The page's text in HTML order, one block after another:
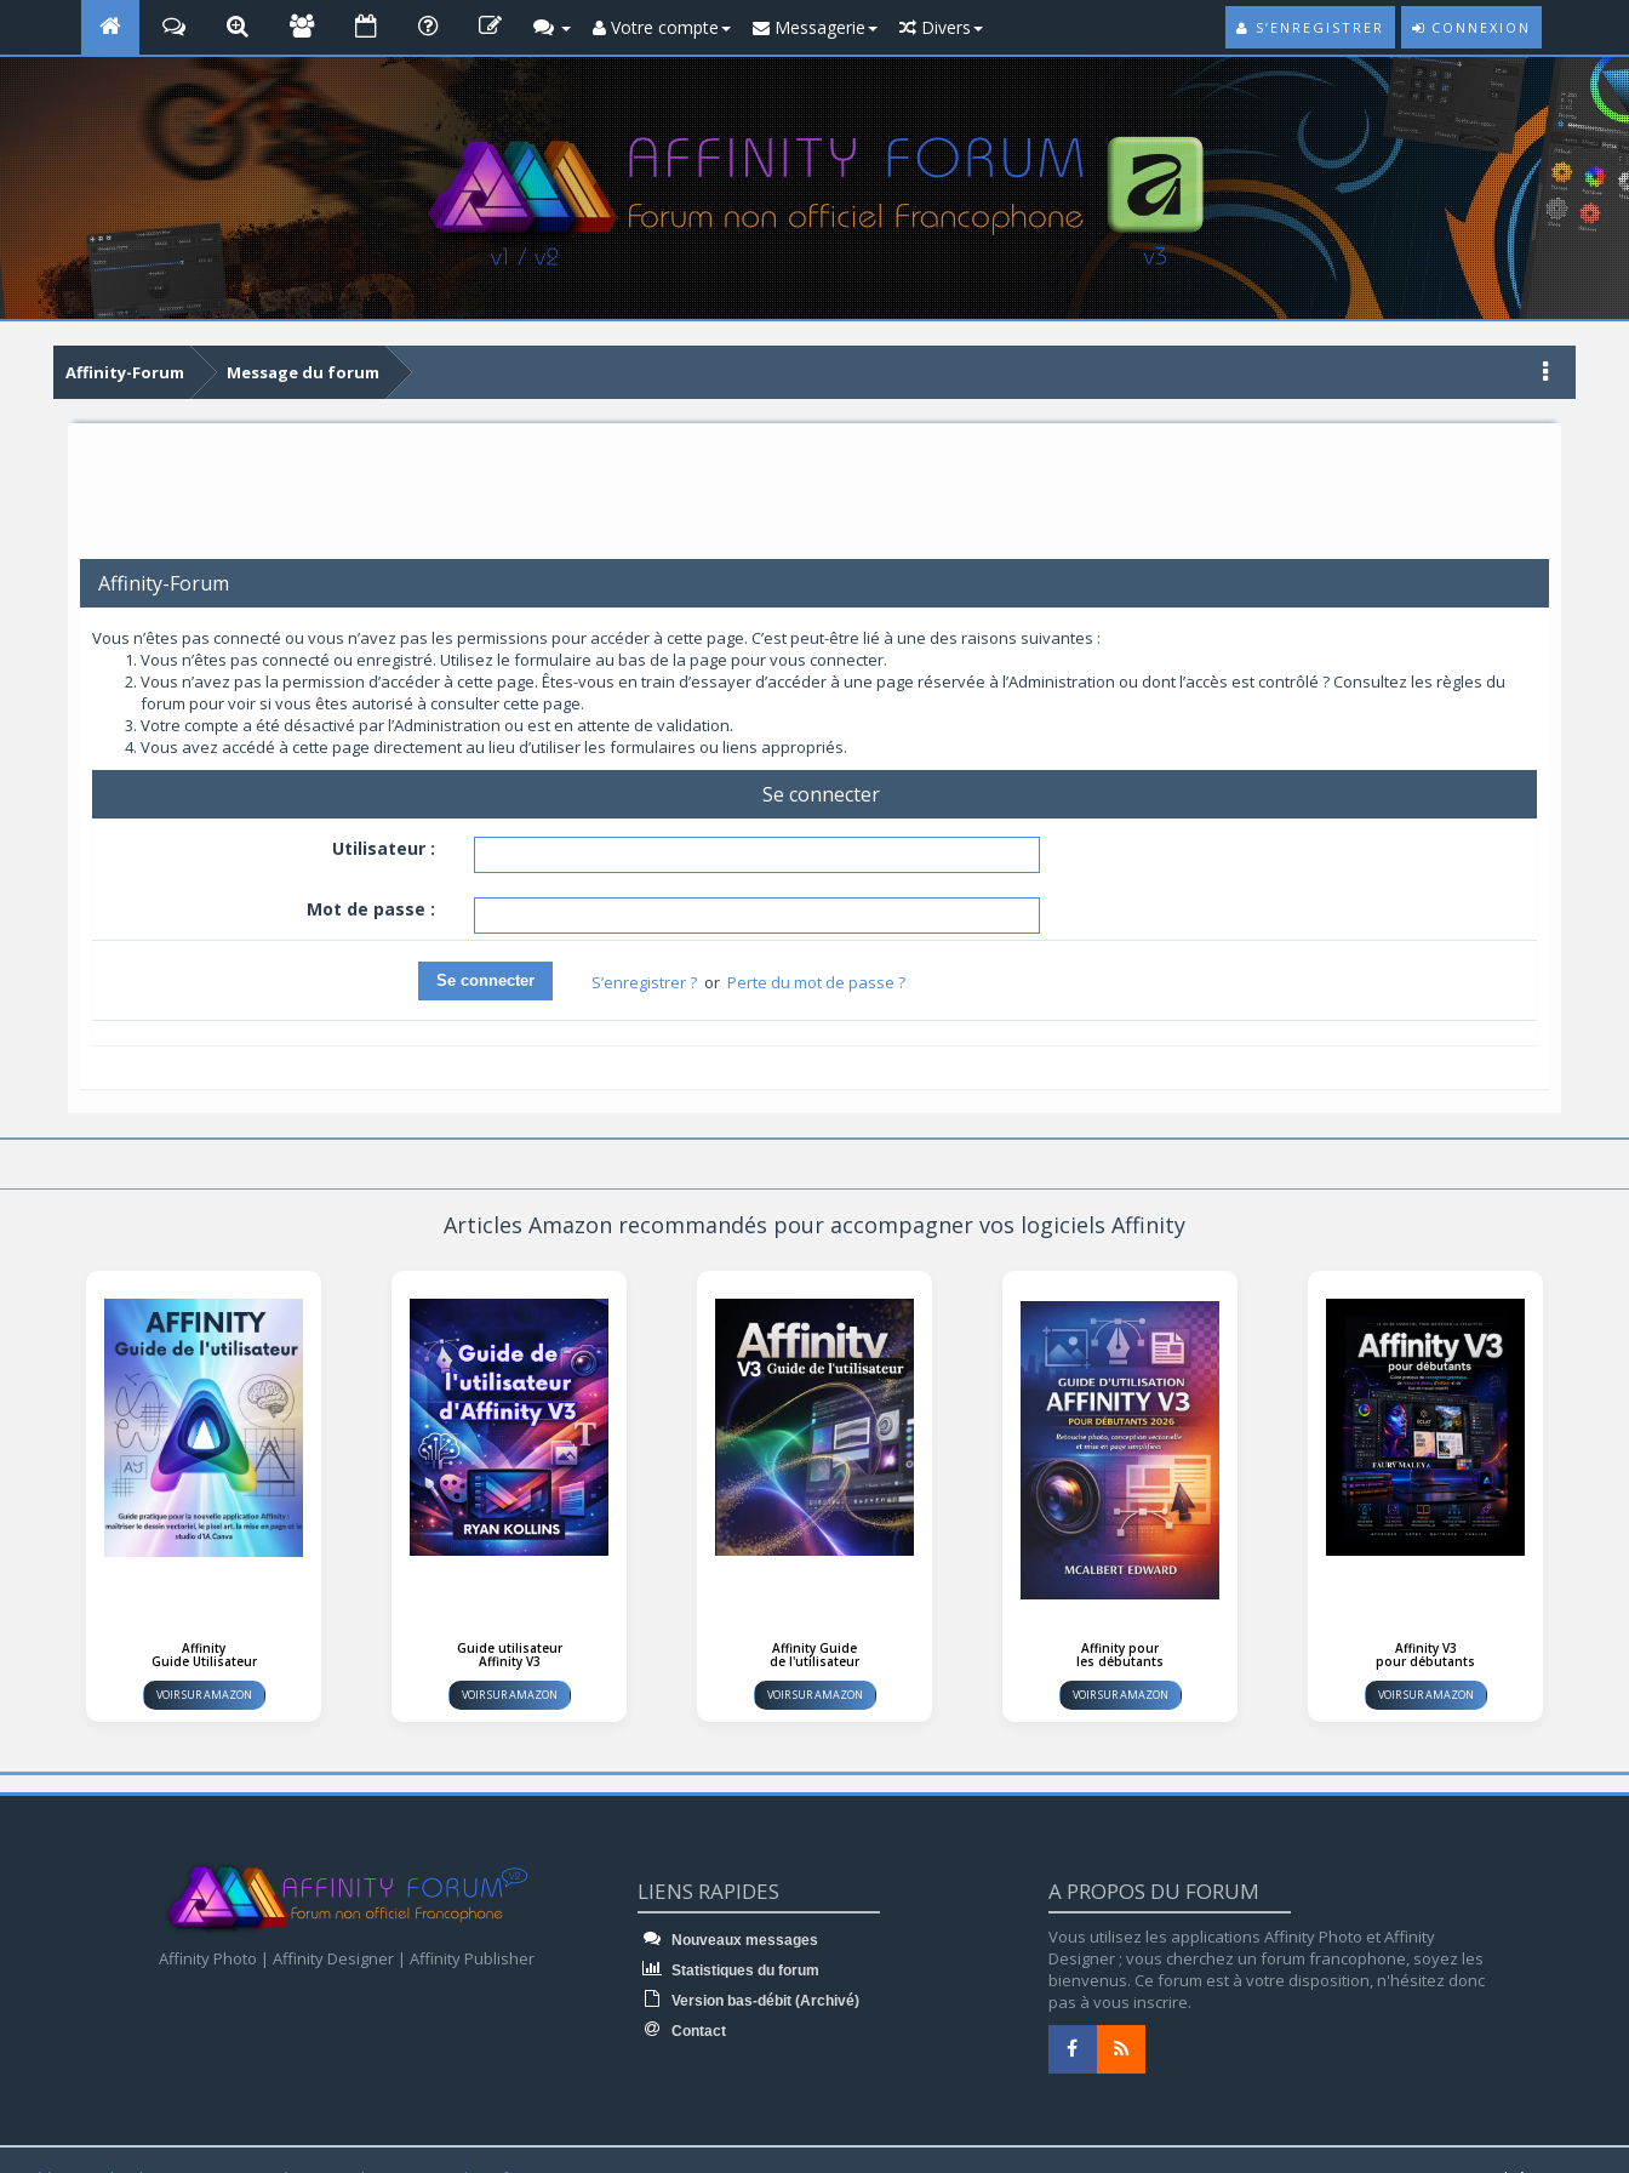
Votre compte Messagerie Divers CONNEXION
S’ENREGISTRER
Affinity-Forum Message du forum
Affinity-Forum
Vous n’êtes pas connecté ou vous n’avez pas les permissions pour accéder à cette page. C’est peut-être lié à une des raisons suivantes :
Vous n’êtes pas connecté ou enregistré. Utilisez le formulaire au bas de la page pour vous connecter.
Vous n’avez pas la permission d’accéder à cette page. Êtes-vous en train d’essayer d’accéder à une page réservée à l’Administration ou dont l’accès est contrôlé ? Consultez les règles du
forum pour voir si vous êtes autorisé à consulter cette page.
Votre compte a été désactivé par l’Administration ou est en attente de validation.
Vous avez accédé à cette page directement au lieu d’utiliser les formulaires ou liens appropriés.
Se connecter
Utilisateur :
Mot de passe :
S’enregistrer ? orPerte du mot de passe ?
Articles Amazon recommandés pour accompagner vos logiciels Affinity
Affinity
Guide Utilisateur
VOIR SUR AMAZON
Guide utilisateur
Affinity V3
VOIR SUR AMAZON
Affinity Guide
de l'utilisateur
VOIR SUR AMAZON
Affinity pour
les débutants
VOIR SUR AMAZON
Affinity V3
pour débutants
VOIR SUR AMAZON
Affinity Photo | Affinity Designer | Affinity Publisher
LIENS RAPIDES
Nouveaux messages
Statistiques du forum
Version bas-débit (Archivé)
Contact
A PROPOS DU FORUM
Vous utilisez les applications Affinity Photo et Affinity
Designer ; vous cherchez un forum francophone, soyez les
bienvenus. Ce forum est à votre disposition, n'hésitez donc
pas à vous inscrire.